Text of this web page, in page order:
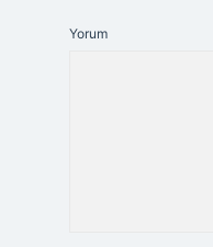
Yorum